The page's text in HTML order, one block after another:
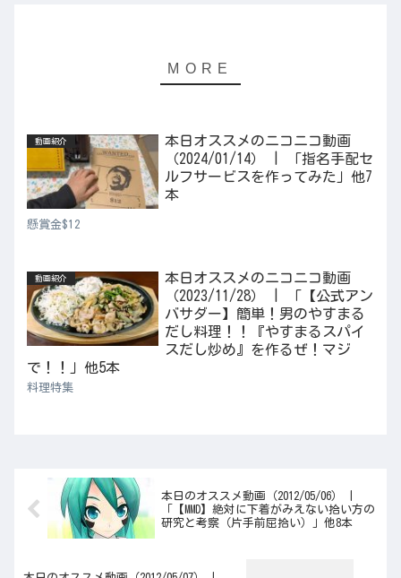
動画紹介
本日オススメのニコニコ動画
（2024/01/14） | 「指名手配セ
ルフサービスを作ってみた」他7
本
懸賞金$12
動画紹介
本日オススメのニコニコ動画
（2023/11/28） | 「【公式アン
バサダー】簡単！男のやすまる
だし料理！！『やすまるスパイ
スだし炒め』を作るぜ！マジ
で！！」他5本
料理特集
本日のオススメ動画（2012/05/06） |
「【MMD】絶対に下着がみえない拾い方の
研究と考察（片手前屈拾い）」他8本